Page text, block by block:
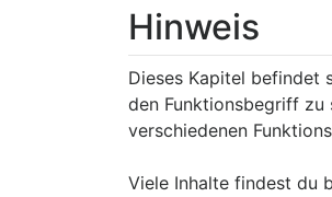
Hinweis
Dieses Kapitel befindet
den Funktionsbegriff zu
verschiedenen
Viele Inhalte findest du